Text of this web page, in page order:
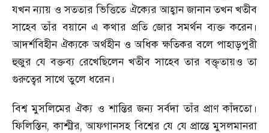
যখন ন্যায় ও সততার ভিত্তিতে ঐক্যের আহ্বান জানান তখন খতীব
সাহেব তাঁর বয়ানে এ কথার প্রতি জোর সমর্থন ব্যক্ত করেন।
আদর্শবিহীন ঐক্যকে অর্থহীন ও অধিক ক্ষতিকর বলে পাহাড়পুরী
হুজুর যে বক্তব্য রেখেছিলেন খতীব সাহেব তার বক্তৃতায়ও তা
গুরুত্বের সাথে তুলে ধরেন।
বিশ্ব মুসলিমের ঐক্য ও শান্তির জন্য সর্বদা তাঁর প্রাণ কাঁদতো।
ফিলিস্তিন,কাশ্মীর,আফগানসহ বিশ্বের যে যে প্রান্তে মুসলমানরা